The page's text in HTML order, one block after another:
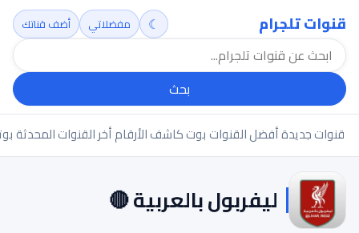
قنوات تلجرام
بحث
☾ مفضلاتي أضف قناتك
قنوات جديدةأفضل القنواتبوت كاشف الأرقامأخر القنوات المحدثة
ليفربول بالعربية 🔴